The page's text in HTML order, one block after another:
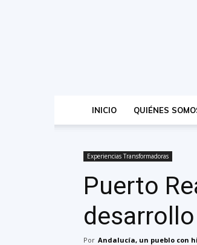
INICIO QUIÉNES
Experiencias Transformadoras
Puerto
Por Andalucía, un pueblo con